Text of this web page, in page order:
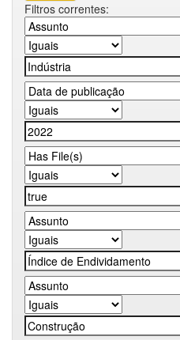
Filtros correntes: